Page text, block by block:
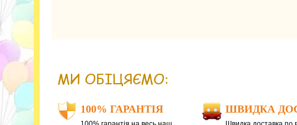
МИ ОБІЦЯЄМО:
100% ГАРАНТІЯ ШВИДКА